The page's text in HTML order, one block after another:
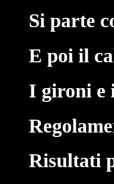
Si parte
E poi il
I gironi e
Risultati